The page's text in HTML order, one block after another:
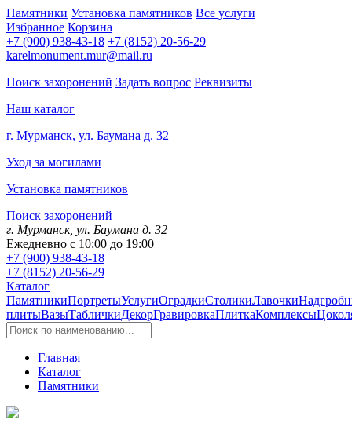
Памятники Установка памятников Все услуги
Избранное Корзина
+7 (900) 938-43-18 +7 (8152) 20-56-29
karelmonument.mur@mail.ru
Поиск захоронений Задать вопрос Реквизиты
Наш каталог
г. Мурманск, ул. Баумана д. 32
Уход за могилами
Установка памятников
Поиск захоронений
г. Мурманск, ул. Баумана д. 32
Ежедневно с 10:00 до 19:00
+7 (900) 938-43-18
+7 (8152) 20-56-29
Каталог
ПамятникиПортретыУслугиОградкиСтоликиЛавочки
плитыВазыТабличкиДекорГравировкаПлиткаКомплексы
Главная
Каталог
Памятники